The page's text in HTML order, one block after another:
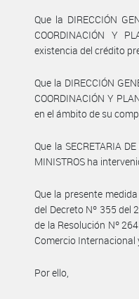
Que la DIRECCIÓN
COORDINACIÓN Y
existencia del crédito
Que la DIRECCIÓN
COORDINACIÓN Y
en el ámbito de su
Que la SECRETARIA
MINISTROS ha
Que la presente
del Decreto Nº 355 del
de la Resolución Nº
Comercio Internacional
Por ello,